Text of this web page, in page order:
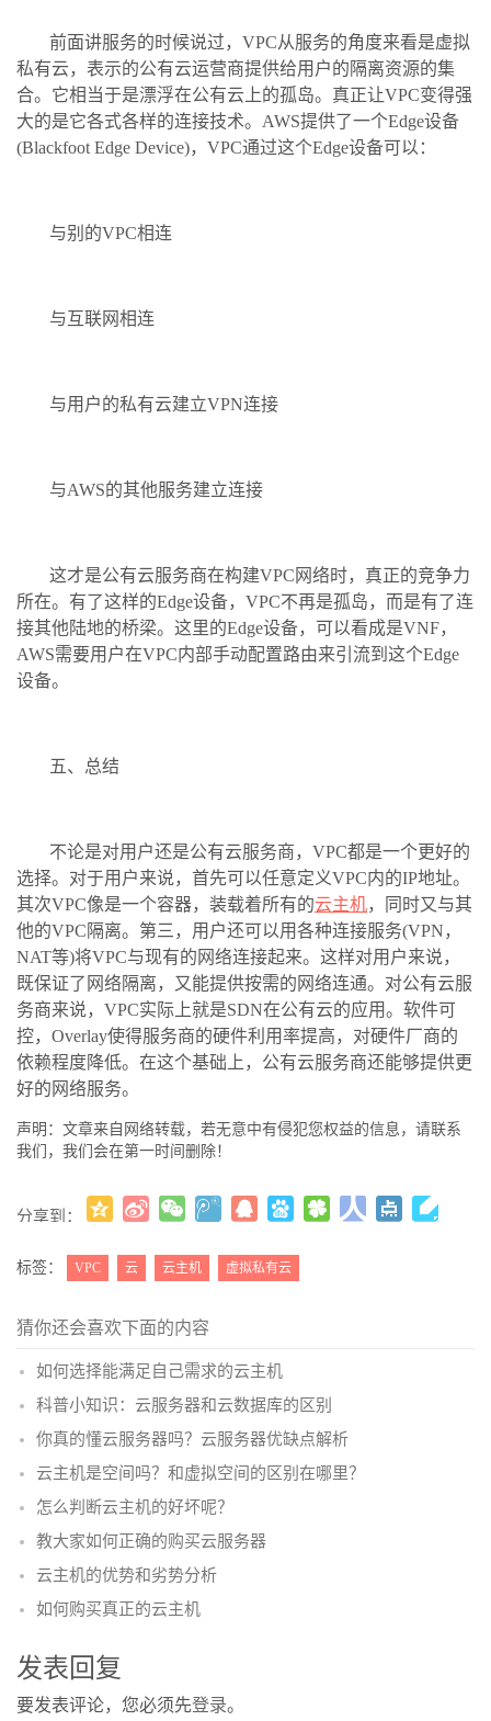
前面讲服务的时候说过，VPC从服务的角度来看是虚拟
私有云，表示的公有云运营商提供给用户的隔离资源的集
合。它相当于是漂浮在公有云上的孤岛。真正让VPC变得强
大的是它各式各样的连接技术。AWS提供了一个Edge设备
(Blackfoot Edge Device)，VPC通过这个Edge设备可以：
与别的VPC相连
与互联网相连
与用户的私有云建立VPN连接
与AWS的其他服务建立连接
这才是公有云服务商在构建VPC网络时，真正的竞争力
所在。有了这样的Edge设备，VPC不再是孤岛，而是有了连
接其他陆地的桥梁。这里的Edge设备，可以看成是VNF，
AWS需要用户在VPC内部手动配置路由来引流到这个Edge
设备。
五、总结
不论是对用户还是公有云服务商，VPC都是一个更好的
选择。对于用户来说，首先可以任意定义VPC内的IP地址。
其次VPC像是一个容器，装载着所有的云主机，同时又与其
他的VPC隔离。第三，用户还可以用各种连接服务(VPN，
NAT等)将VPC与现有的网络连接起来。这样对用户来说，
既保证了网络隔离，又能提供按需的网络连通。对公有云服
务商来说，VPC实际上就是SDN在公有云的应用。软件可
控，Overlay使得服务商的硬件利用率提高，对硬件厂商的
依赖程度降低。在这个基础上，公有云服务商还能够提供更
好的网络服务。
声明：文章来自网络转载，若无意中有侵犯您权益的信息，请联系
我们，我们会在第一时间删除！
分享到：
标签： VPC 云 云主机 虚拟私有云
猜你还会喜欢下面的内容
如何选择能满足自己需求的云主机
科普小知识：云服务器和云数据库的区别
你真的懂云服务器吗？云服务器优缺点解析
云主机是空间吗？和虚拟空间的区别在哪里？
怎么判断云主机的好坏呢？
教大家如何正确的购买云服务器
云主机的优势和劣势分析
如何购买真正的云主机
发表回复
要发表评论，您必须先登录。